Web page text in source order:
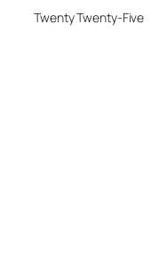
Twenty Twenty-Five